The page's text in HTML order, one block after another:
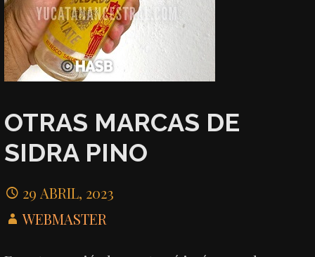
OTRAS MARCAS DE
SIDRA PINO
29 ABRIL, 2023
WEBMASTER